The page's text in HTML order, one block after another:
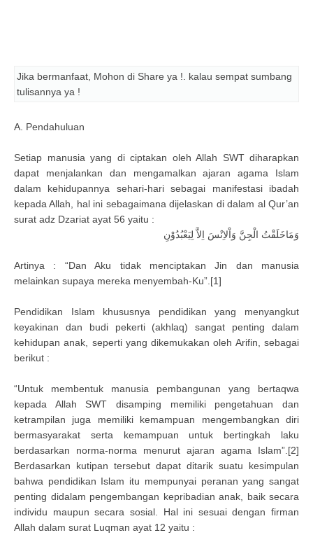
Jika bermanfaat, Mohon di Share ya !. kalau sempat sumbang
tulisannya ya !
A. Pendahuluan
Setiap manusia yang di ciptakan oleh Allah SWT diharapkan
dapat menjalankan dan mengamalkan ajaran agama Islam
dalam kehidupannya sehari-hari sebagai manifestasi ibadah
kepada Allah, hal ini sebagaimana dijelaskan di dalam al Qur’an
surat adz Dzariat ayat 56 yaitu :
وَمَاخَلَقْتُ الْجِنَّ وَاْلاِنْسَ اِلاَّ لِيَعْبُدُوْنِ
Artinya : “Dan Aku tidak menciptakan Jin dan manusia
melainkan supaya mereka menyembah-Ku”.[1]
Pendidikan Islam khususnya pendidikan yang menyangkut
keyakinan dan budi pekerti (akhlaq) sangat penting dalam
kehidupan anak, seperti yang dikemukakan oleh Arifin, sebagai
berikut :
“Untuk membentuk manusia pembangunan yang bertaqwa
kepada Allah SWT disamping memiliki pengetahuan dan
ketrampilan juga memiliki kemampuan mengembangkan diri
bermasyarakat serta kemampuan untuk bertingkah laku
berdasarkan norma-norma menurut ajaran agama Islam”.[2]
Berdasarkan kutipan tersebut dapat ditarik suatu kesimpulan
bahwa pendidikan Islam itu mempunyai peranan yang sangat
penting didalam pengembangan kepribadian anak, baik secara
individu maupun secara sosial. Hal ini sesuai dengan firman
Allah dalam surat Luqman ayat 12 yaitu :